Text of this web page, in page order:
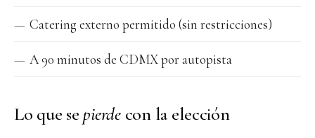
Catering externo permitido (sin restricciones)
A 90 minutos de CDMX por autopista
Lo que sepierdecon la elección